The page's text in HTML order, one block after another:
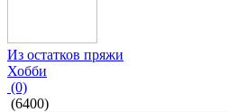
Из остатков пряжи
Хобби
(0)
(6400)